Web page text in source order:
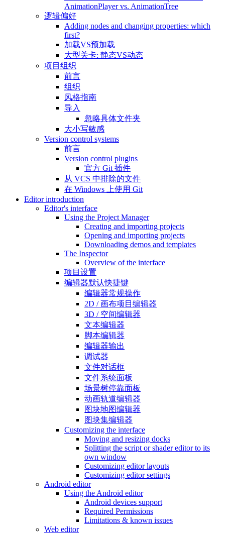
AnimationPlayer vs. AnimationTree
逻辑偏好
Adding nodes and changing properties: which
first?
加载VS预加载
大型关卡: 静态VS动态
项目组织
前言
组织
风格指南
导入
忽略具体文件夹
大小写敏感
Version control systems
前言
Version control plugins
官方 Git 插件
从 VCS 中排除的文件
在 Windows 上使用 Git
Editor introduction
Editor's interface
Using the Project Manager
Creating and importing projects
Opening and importing projects
Downloading demos and templates
The Inspector
Overview of the interface
项目设置
编辑器默认快捷键
编辑器常规操作
2D / 画布项目编辑器
3D / 空间编辑器
文本编辑器
脚本编辑器
编辑器输出
调试器
文件对话框
文件系统面板
场景树停靠面板
动画轨道编辑器
图块地图编辑器
图块集编辑器
Customizing the interface
Moving and resizing docks
Splitting the script or shader editor to its
own window
Customizing editor layouts
Customizing editor settings
Android editor
Using the Android editor
Android devices support
Required Permissions
Limitations & known issues
Web editor